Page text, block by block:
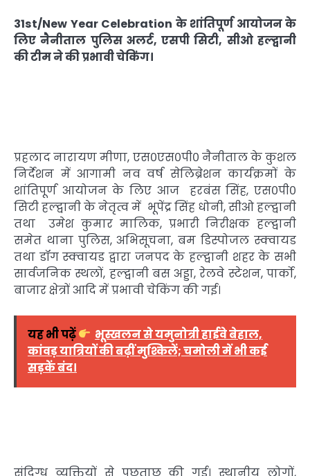
31st/New Year Celebration के शांतिपूर्ण आयोजन के
लिए नैनीताल पुलिस अलर्ट, एसपी सिटी, सीओ हल्द्वानी
की टीम ने की प्रभावी चेकिंग।
प्रहलाद नारायण मीणा, एस०एस०पी० नैनीताल के कुशल
निर्देशन में आगामी नव वर्ष सेलिब्रेशन कार्यक्रमों के
शांतिपूर्ण आयोजन के लिए आज हरबंस सिंह, एस०पी०
सिटी हल्द्वानी के नेतृत्व में भूपेंद्र सिंह धोनी, सीओ हल्द्वानी
तथा उमेश कुमार मालिक, प्रभारी निरीक्षक हल्द्वानी
समेत थाना पुलिस, अभिसूचना, बम डिस्पोजल स्क्वायड
तथा डॉग स्क्वायड द्वारा जनपद के हल्द्वानी शहर के सभी
सार्वजनिक स्थलों, हल्द्वानी बस अड्डा, रेलवे स्टेशन, पार्को,
बाजार क्षेत्रों आदि में प्रभावी चेकिंग की गई।
यह भी पढ़ें
भूस्खलन से यमुनोत्री हाईवे बेहाल,
कांवड़ यात्रियों की बढ़ीं मुश्किलें; चमोली में भी कई
सड़कें बंद।